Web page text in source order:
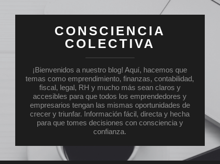
CONSCIENCIA
COLECTIVA
¡Bienvenidos a nuestro blog! Aquí, hacemos que
temas como emprendimiento, finanzas, contabilidad,
fiscal, legal, RH y mucho más sean claros y
accesibles para que todos los emprendedores y
empresarios tengan las mismas oportunidades de
crecer y triunfar. Información fácil, directa y hecha
para que tomes decisiones con consciencia y
confianza.